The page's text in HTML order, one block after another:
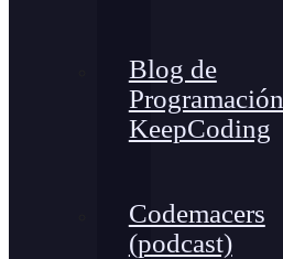
Blog de
Programación
KeepCoding
Codemacers
(podcast)